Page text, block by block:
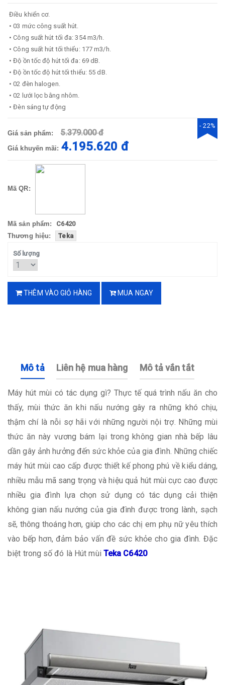
Điều khiển cơ.
• 03 mức công suất hút.
• Công suất hút tối đa: 354 m3/h.
• Công suất hút tối thiểu: 177 m3/h.
• Độ ồn tốc độ hút tối đa: 69 dB.
• Độ ồn tốc độ hút tối thiểu: 55 dB.
• 02 đèn halogen.
• 02 lưới lọc bằng nhôm.
• Đèn sáng tự động
Giá sản phẩm: 5.379.000 đ
Giá khuyến mãi: 4.195.620 đ
- 22%
Mã QR:
Mã sản phẩm:
C6420
Thương hiệu:
Teka
Số lượng
THÊM VÀO GIỎ HÀNG MUA NGAY
Mô tả Liên hệ mua hàng Mô tả vắn tắt
Máy hút mùi có tác dụng gì? Thực tế quá trình nấu ăn cho
thấy, mùi thức ăn khi nấu nướng gây ra những khó chịu,
thậm chí là nỗi sợ hãi với những người nội trợ. Những mùi
thức ăn này vương bám lại trong không gian nhà bếp lâu
dần gây ảnh hưởng đến sức khỏe của gia đình. Những chiếc
máy hút mùi cao cấp được thiết kế phong phú về kiểu dáng,
nhiều mẫu mã sang trọng và hiệu quả hút mùi cực cao được
nhiều gia đình lựa chọn sử dụng có tác dụng cải thiện
không gian nấu nướng của gia đình được trong lành, sạch
sẽ, thông thoáng hơn, giúp cho các chị em phụ nữ yêu thích
vào bếp hơn, đảm bảo vấn đề sức khỏe cho gia đình. Đặc
biệt trong số đó là Hút mùi Teka C6420